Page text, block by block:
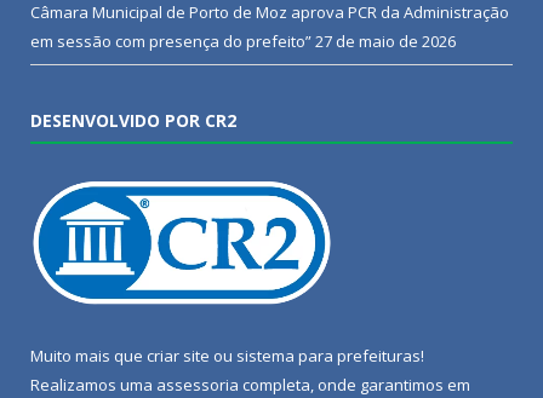
Câmara Municipal de Porto de Moz aprova PCR da Administração
em sessão com presença do prefeito”27 de maio de 2026
DESENVOLVIDO POR CR2
Muito mais que criar site ou sistema para prefeituras!
Realizamos uma assessoria completa, onde garantimos em